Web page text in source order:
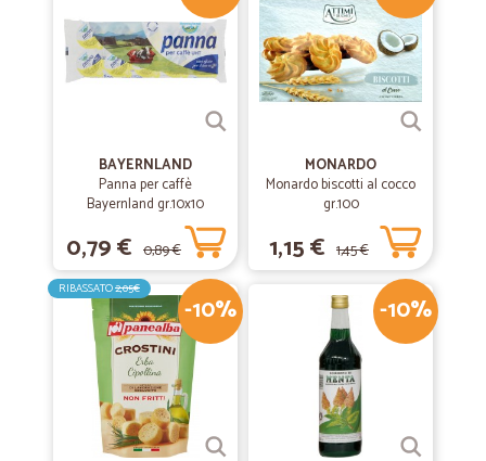
BAYERNLAND
Panna per caffè
Bayernland gr.10x10
0,79 € 0,89 €
MONARDO
Monardo biscotti al cocco
gr.100
1,15 € 1,45 €
-10%
RIBASSATO2,05€
-10%